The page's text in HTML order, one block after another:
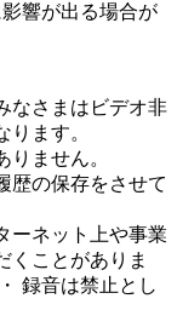
響が出る場合が
なさまはビデオ非
ます。
ません。
歴の保存をさせて
ーネット上や事業
くことがありま
録音は禁止とし